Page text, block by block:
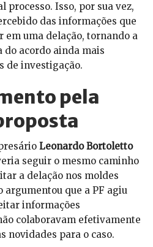
processo. Isso, por sua vez,
das informações que
em uma delação, tornando a
acordo ainda mais
de investigação.
pela
Leonardo Bortoletto
seguir o mesmo caminho
a delação nos moldes
que a PF agiu
informações
colaboravam efetivamente
novidades para o caso.